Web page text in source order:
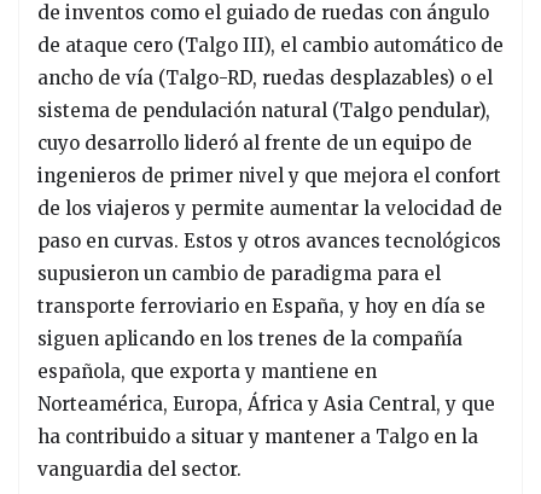
de inventos como el guiado de ruedas con ángulo
de ataque cero (Talgo III), el cambio automático de
ancho de vía (Talgo-RD, ruedas desplazables) o el
sistema de pendulación natural (Talgo pendular),
cuyo desarrollo lideró al frente de un equipo de
ingenieros de primer nivel y que mejora el confort
de los viajeros y permite aumentar la velocidad de
paso en curvas. Estos y otros avances tecnológicos
supusieron un cambio de paradigma para el
transporte ferroviario en España, y hoy en día se
siguen aplicando en los trenes de la compañía
española, que exporta y mantiene en
Norteamérica, Europa, África y Asia Central, y que
ha contribuido a situar y mantener a Talgo en la
vanguardia del sector.